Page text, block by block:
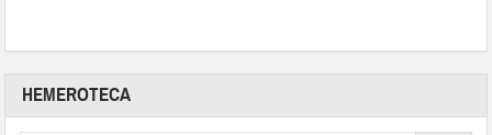
HEMEROTECA